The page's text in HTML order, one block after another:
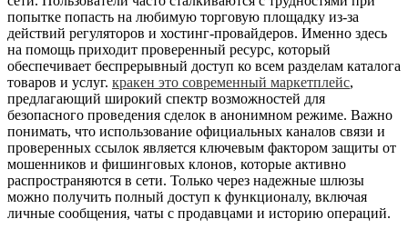
попытке попасть на любимую торговую площадку из-за
действий регуляторов и хостинг-провайдеров. Именно здесь
на помощь приходит проверенный ресурс, который
обеспечивает беспрерывный доступ ко всем разделам каталога
товаров и услуг. кракен это современный маркетплейс,
предлагающий широкий спектр возможностей для
безопасного проведения сделок в анонимном режиме. Важно
понимать, что использование официальных каналов связи и
проверенных ссылок является ключевым фактором защиты от
мошенников и фишинговых клонов, которые активно
распространяются в сети. Только через надежные шлюзы
можно получить полный доступ к функционалу, включая
личные сообщения, чаты с продавцами и историю операций.